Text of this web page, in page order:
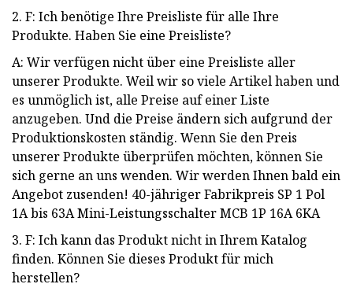
2. F: Ich benötige Ihre Preisliste für alle Ihre
Produkte. Haben Sie eine Preisliste?
A: Wir verfügen nicht über eine Preisliste aller
unserer Produkte. Weil wir so viele Artikel haben und
es unmöglich ist, alle Preise auf einer Liste
anzugeben. Und die Preise ändern sich aufgrund der
Produktionskosten ständig. Wenn Sie den Preis
unserer Produkte überprüfen möchten, können Sie
sich gerne an uns wenden. Wir werden Ihnen bald ein
Angebot zusenden! 40-jähriger Fabrikpreis SP 1 Pol
1A bis 63A Mini-Leistungsschalter MCB 1P 16A 6KA
3. F: Ich kann das Produkt nicht in Ihrem Katalog
finden. Können Sie dieses Produkt für mich
herstellen?